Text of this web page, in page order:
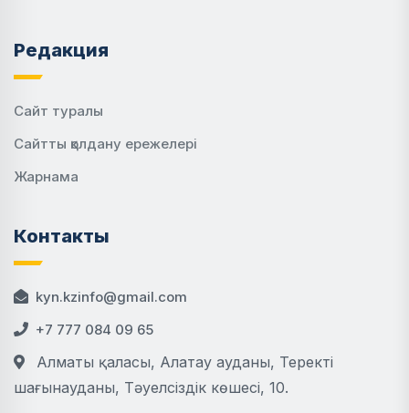
Редакция
Сайт туралы
Сайтты қолдану ережелері
Жарнама
Контакты
kyn.kzinfo@gmail.com
+7 777 084 09 65
Алматы қаласы, Алатау ауданы, Теректі
шағынауданы, Тәуелсіздік көшесі, 10.